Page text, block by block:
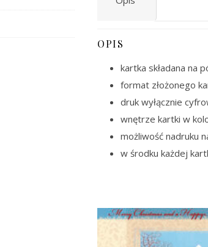
OPIS
kartka składana na
format złożonego
druk wyłącznie
wnętrze kartki w
możliwość nadruku
w środku każdej